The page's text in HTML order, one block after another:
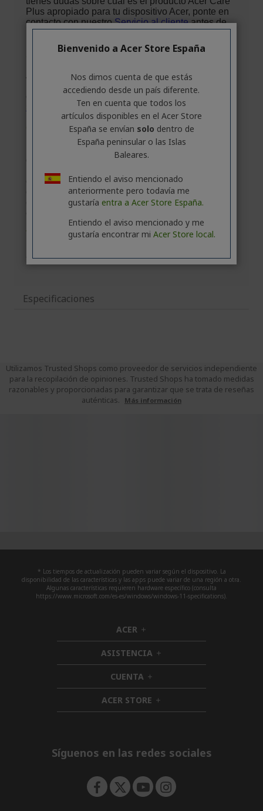
Especificaciones
Utilizamos Trusted Shops como proveedor de servicios independiente
para la recopilación de opiniones. Trusted Shops ha tomado medidas
razonables y proporcionadas para garantizar que se trata de reseñas
auténticas.
Más información
* Los tiempos de actualización pueden variar según el dispositivo. La
disponibilidad de las características y las apps puede variar de una región a otra.
Algunas características requieren hardware específico (consulta
https://www.microsoft.com/es-es/windows/windows-11-specifications).
ACER h
i
d
d
e
n
ASISTENCIA h
i
d
e
n
CUENTA h
i
d
d
ACER STORE h
i
e
Síguenos en las redes sociales
Bienvenido a Acer Store España
Nos dimos cuenta de que estás
accediendo desde un país diferente.
Ten en cuenta que todos los
artículos disponibles en el Acer Store
España se envían solo dentro de
España peninsular o las Islas
Baleares.
Entiendo el aviso mencionado
anteriormente pero todavía me
gustaría entra a Acer Store España.
Entiendo el aviso mencionado y me
gustaría encontrar mi Acer Store local.